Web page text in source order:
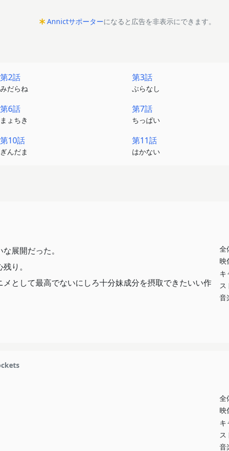
Annictサポーターになると広告を非表示にできます。
第2話
みだらね
第3話
ぶらなし
第6話
まょちき
第7話
ちっぱい
第10話
ぎんだま
第11話
はかない
全
映
キ
ス
音
展開だった。
り。
として最高でないにしろ十分妹成分を摂取できたいい作
全
映
キ
ス
音